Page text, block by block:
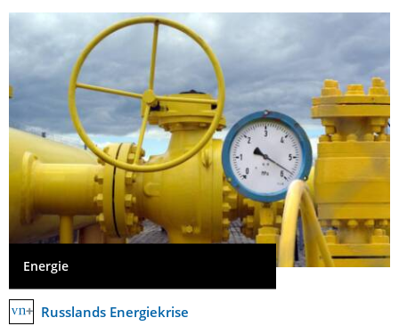
Energie
Russlands Energiekrise